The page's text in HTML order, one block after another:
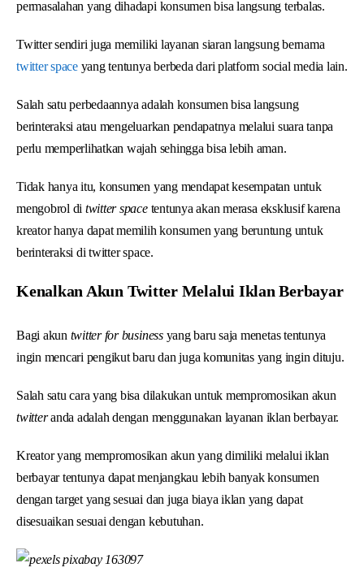
permasalahan yang dihadapi konsumen bisa langsung terbalas.
Twitter sendiri juga memiliki layanan siaran langsung bernama
twitter spaceyang tentunya berbeda dari platform social media lain.
Salah satu perbedaannya adalah konsumen bisa langsung
berinteraksi atau mengeluarkan pendapatnya melalui suara tanpa
perlu memperlihatkan wajah sehingga bisa lebih aman.
Tidak hanya itu, konsumen yang mendapat kesempatan untuk
mengobrol di twitter spacetentunya akan merasa eksklusif karena
kreator hanya dapat memilih konsumen yang beruntung untuk
berinteraksi di twitter space.
Kenalkan Akun Twitter Melalui Iklan Berbayar
Bagi akun twitter for businessyang baru saja menetas tentunya
ingin mencari pengikut baru dan juga komunitas yang ingin dituju.
Salah satu cara yang bisa dilakukan untuk mempromosikan akun
twitteranda adalah dengan menggunakan layanan iklan berbayar.
Kreator yang mempromosikan akun yang dimiliki melalui iklan
berbayar tentunya dapat menjangkau lebih banyak konsumen
dengan target yang sesuai dan juga biaya iklan yang dapat
disesuaikan sesuai dengan kebutuhan.